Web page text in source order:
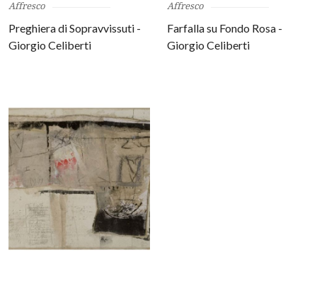
Affresco
Preghiera di Sopravvissuti -
Giorgio Celiberti
Affresco
Farfalla su Fondo Rosa -
Giorgio Celiberti